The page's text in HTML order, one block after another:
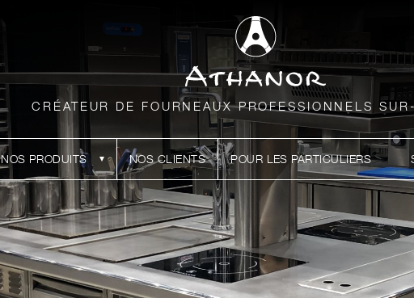
CRÉATEUR DE FOURNEAUX PROFESSIONNELS
NOS PRODUITS NOS CLIENTS POUR LES PARTICULIERS